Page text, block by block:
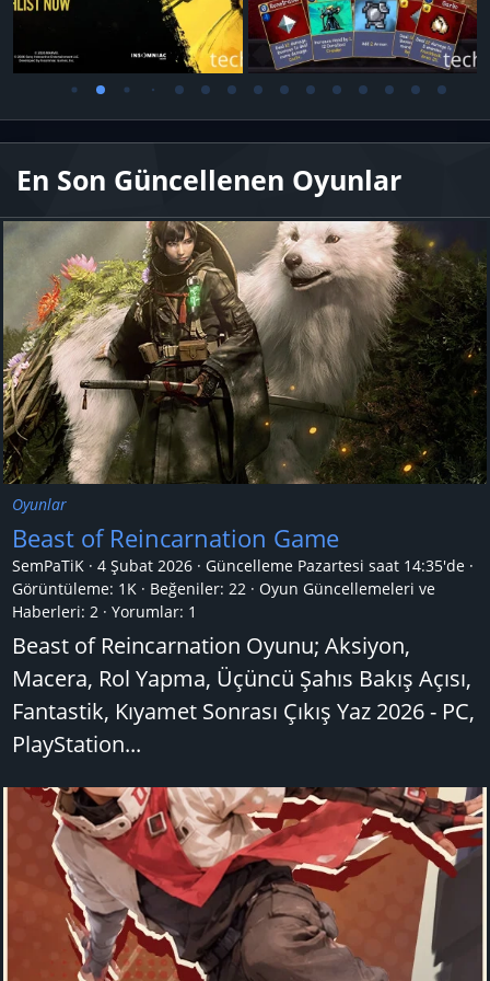
En Son Güncellenen Oyunlar
Oyunlar
Beast of Reincarnation Game
SemPaTiK 4 Şubat 2026 Güncelleme Pazartesi saat 14:35'de
Görüntüleme: 1K
Beğeniler: 22
Oyun Güncellemeleri ve
Haberleri: 2 Yorumlar: 1
Beast of Reincarnation Oyunu; Aksiyon,
Macera, Rol Yapma, Üçüncü Şahıs Bakış Açısı,
Fantastik, Kıyamet Sonrası Çıkış Yaz 2026 - PC,
PlayStation...